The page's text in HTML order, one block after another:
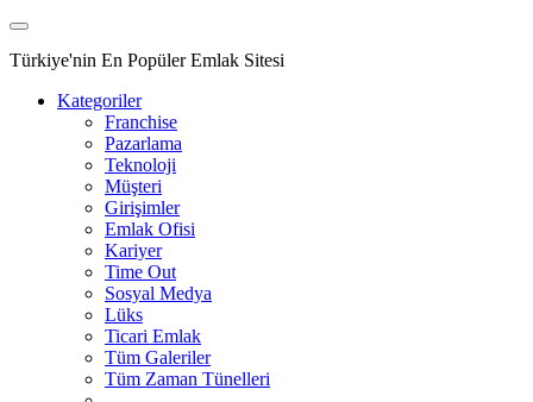
Türkiye'nin En Popüler Emlak Sitesi
Kategoriler
Franchise
Pazarlama
Teknoloji
Müşteri
Girişimler
Emlak Ofisi
Kariyer
Time Out
Sosyal Medya
Lüks
Ticari Emlak
Tüm Galeriler
Tüm Zaman Tünelleri